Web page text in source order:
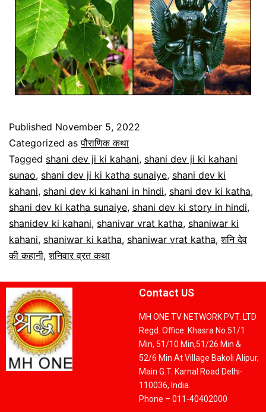
Published November 5, 2022
Categorized asपौराणिक कथा
Tagged shani dev ji ki kahani, shani dev ji ki kahani
sunao, shani dev ji ki katha sunaiye, shani dev ki
kahani, shani dev ki kahani in hindi, shani dev ki katha,
shani dev ki katha sunaiye, shani dev ki story in hindi,
shanidev ki kahani, shanivar vrat katha, shaniwar ki
kahani, shaniwar ki katha, shaniwar vrat katha,शनि देव
की कहानी,शनिवार व्रत कथा
Contact US
MH ONE TV NETWORK PVT. LTD
Regd. Office: Khasra No.51/1
Min, 51/10 Min,51/26 Min &
52/6 Min At Village Bakoli Alipur,
Main G.T. Karnal Road Delhi-
110036, India.
Phone – 011-40402000